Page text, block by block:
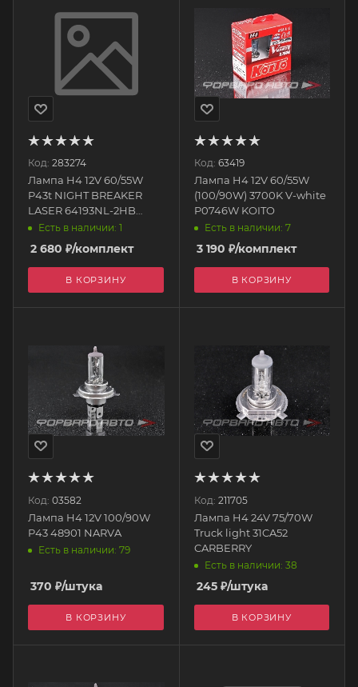
Код: 283274
Лампа H4 12V 60/55W
P43t NIGHT BREAKER
LASER 64193NL-2HB
OSRAM
Есть в наличии: 1
2 680 ₽/комплект
В КОРЗИНУ
Код: 63419
Лампа H4 12V 60/55W
(100/90W) 3700K V-white
P0746W KOITO
Есть в наличии: 7
3 190 ₽/комплект
В КОРЗИНУ
Код: 03582
Лампа H4 12V 100/90W
P43 48901 NARVA
Есть в наличии: 79
370 ₽/штука
В КОРЗИНУ
Код: 211705
Лампа H4 24V 75/70W
Truck light 31CA52
CARBERRY
Есть в наличии: 38
245₽/штука
В КОРЗИНУ